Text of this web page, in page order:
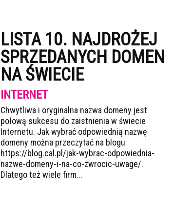
LISTA 10. NAJDROŻEJ
SPRZEDANYCH DOMEN
NA ŚWIECIE
INTERNET
Chwytliwa i oryginalna nazwa domeny jest
połową sukcesu do zaistnienia w świecie
Internetu. Jak wybrać odpowiednią nazwę
domeny można przeczytać na blogu
https://blog.cal.pl/jak-wybrac-odpowiednia-
nazwe-domeny-i-na-co-zwrocic-uwage/.
Dlatego też wiele firm...